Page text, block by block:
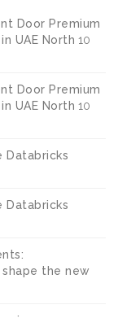
Door Premium
UAE North 10
Door Premium
UAE North 10
Databricks
Databricks
the new